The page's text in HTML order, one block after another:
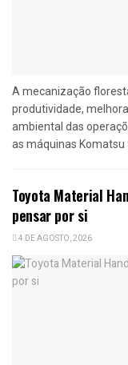
A mecanização
produtividade,
ambiental das
as máquinas Komatsu
Toyota Material
pensar por si
4 DE AGOSTO, 2026